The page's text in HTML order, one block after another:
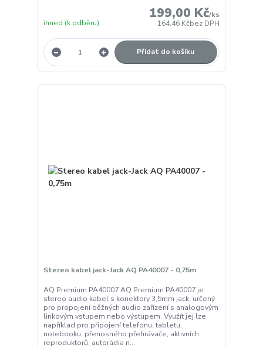
199,00 Kč/ks
164,46 Kčbez DPH
ihned (k odběru)
Přidat do košíku
Stereo kabel jack-Jack AQ PA40007 - 0,75m
AQ Premium PA40007 AQ Premium PA40007 je
stereo audio kabel s konektory 3,5mm jack, určený
pro propojení běžných audio zařízení s analogovým
linkovým vstupem nebo výstupem. Využít jej lze
například pro připojení telefonu, tabletu,
notebooku, přenosného přehrávače, aktivních
reproduktorů, autorádia n...